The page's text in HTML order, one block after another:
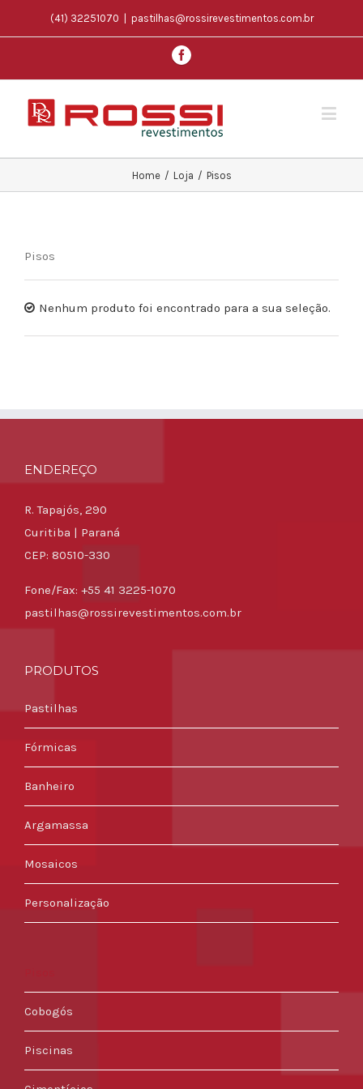
(41) 32251070 pastilhas@rossirevestimentos.com.br
Home / Loja / Pisos
Pisos
Nenhum produto foi encontrado para a sua seleção.
ENDEREÇO
R. Tapajós, 290
Curitiba | Paraná
CEP: 80510-330
Fone/Fax: +55 41 3225-1070
pastilhas@rossirevestimentos.com.br
PRODUTOS
Pastilhas
Fórmicas
Banheiro
Argamassa
Mosaicos
Personalização
Cobogós
Piscinas